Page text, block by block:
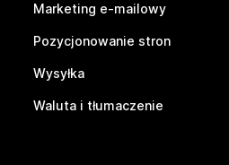
Marketing e-mailowy
Pozycjonowanie stron
Wysyłka
Waluta i tłumaczenie